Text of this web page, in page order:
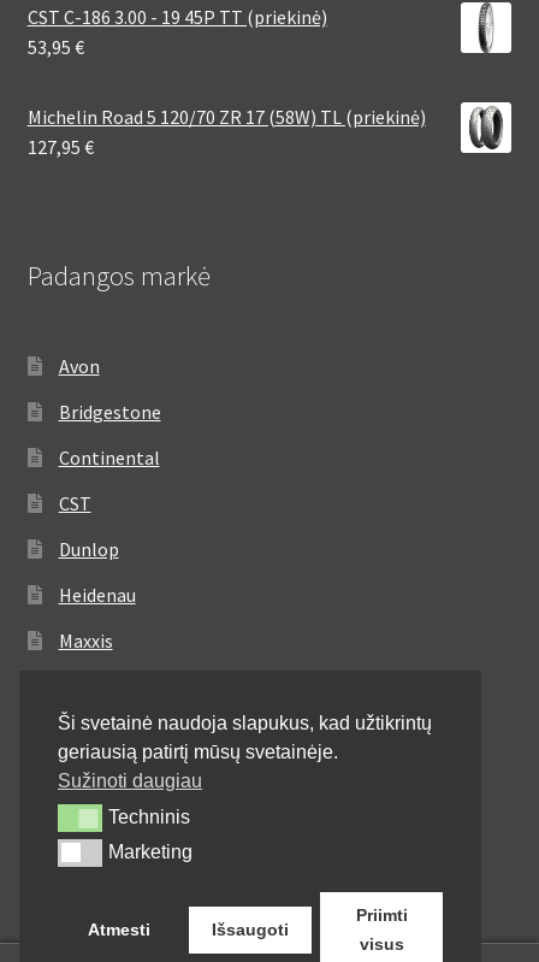
CST C-186 3.00 - 19 45P TT (priekinė)
53,95 €
Michelin Road 5 120/70 ZR 17 (58W) TL (priekinė)
127,95 €
Padangos markė
Avon
Bridgestone
Continental
CST
Dunlop
Heidenau
Maxxis
Michelin
Mitas
Pirelli
Shinko
Ši svetainė naudoja slapukus, kad užtikrintų
geriausią patirtį mūsų svetainėje.
Sužinoti daugiau
TechninisTechninis
MarketingMarketing
Atmesti Išsaugoti
Priimti
visus